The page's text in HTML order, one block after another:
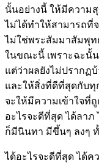
นั้นอย่างนี้ ให้มีความ
ไม่ได้ทำให้สามารถที่
ไม่ใช่พระสัมมาสัมพุท
ในขณะนี้ เพราะฉะนั้น
แต่ว่าผลยังไม่ปรากฏ
และให้สิ่งที่ดีที่สุดกับทุ
จะให้มีความเข้าใจที่
อะไรจะดีที่สุด ได้ลาภ
ก็มีนินทา มีขึ้นๆ ลงๆ
ได้อะไรจะดีที่สุด ได้ค